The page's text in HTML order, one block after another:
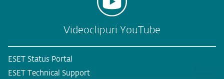
Videoclipuri YouTube
ESET Status Portal
ESET Technical Support